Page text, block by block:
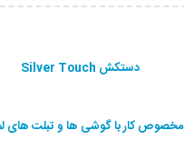
دستکش Silver Touch
مخصوص کار با گوشی ها و تبلت های